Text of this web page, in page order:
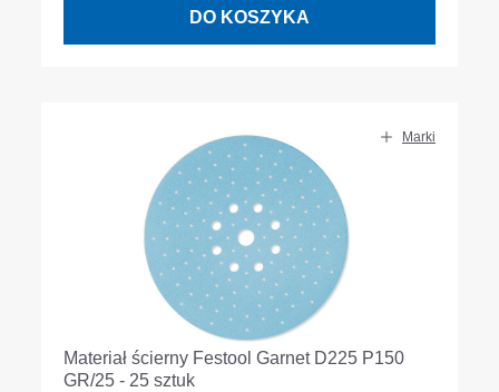
DO KOSZYKA
Marki
Materiał ścierny Festool Garnet D225 P150
GR/25 - 25 sztuk